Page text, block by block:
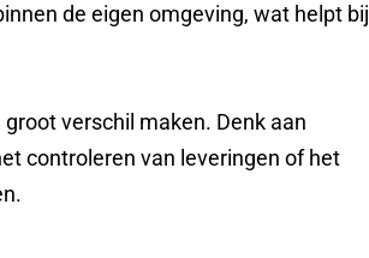
de eigen omgeving, wat helpt bij
verschil maken. Denk aan
controleren van leveringen of het